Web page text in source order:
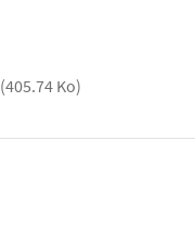
(405.74 Ko)